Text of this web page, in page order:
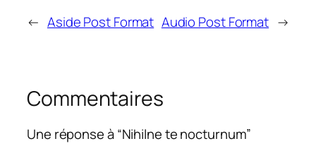
← Aside Post Format Audio Post Format →
Commentaires
Une réponse à “Nihilne te nocturnum”